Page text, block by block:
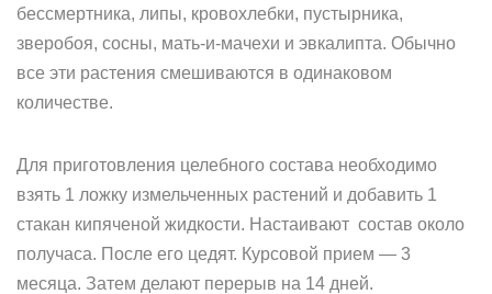
бессмертника, липы, кровохлебки, пустырника,
зверобоя, сосны, мать-и-мачехи и эвкалипта. Обычно
все эти растения смешиваются в одинаковом
количестве.
Для приготовления целебного состава необходимо
взять 1 ложку измельченных растений и добавить 1
стакан кипяченой жидкости. Настаивают состав около
получаса. После его цедят. Курсовой прием — 3
месяца. Затем делают перерыв на 14 дней.